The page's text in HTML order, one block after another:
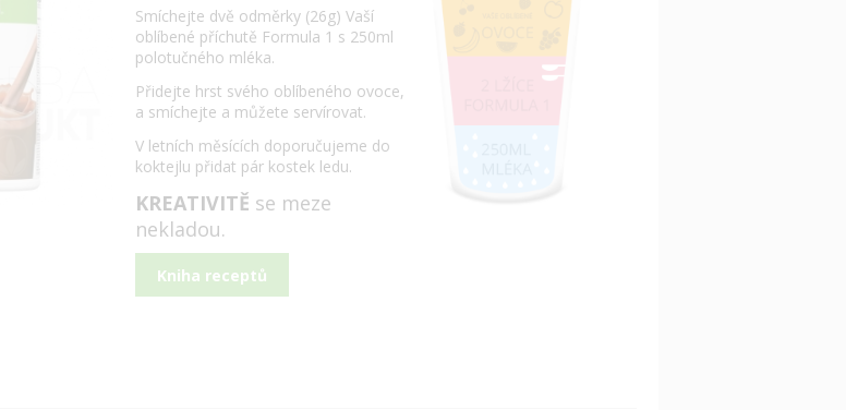
Smíchejte dvě odměrky (26g) Vaší
oblíbené příchutě Formula 1 s 250ml
polotučného mléka.
Přidejte hrst svého oblíbeného ovoce,
a smíchejte a můžete servírovat.
V letních měsících doporučujeme do
koktejlu přidat pár kostek ledu.
KREATIVITĚ se meze
nekladou.
Kniha receptů